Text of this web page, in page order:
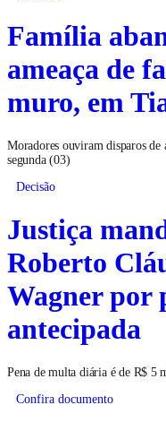
Família
ameaça de
muro, em
Moradores ouviram disparos de
segunda (03)
Decisão
Justiça
Roberto
Wagner por
antecipada
Pena de multa diária é de R$ 5
Confira documento